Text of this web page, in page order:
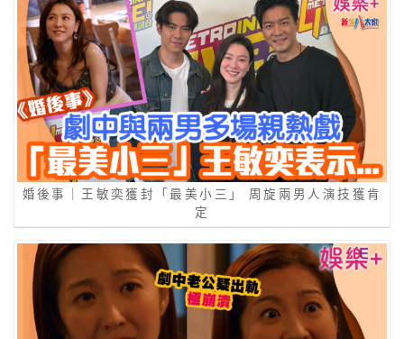
婚後事｜王敏奕獲封「最美小三」 周旋兩男人演技獲肯
定